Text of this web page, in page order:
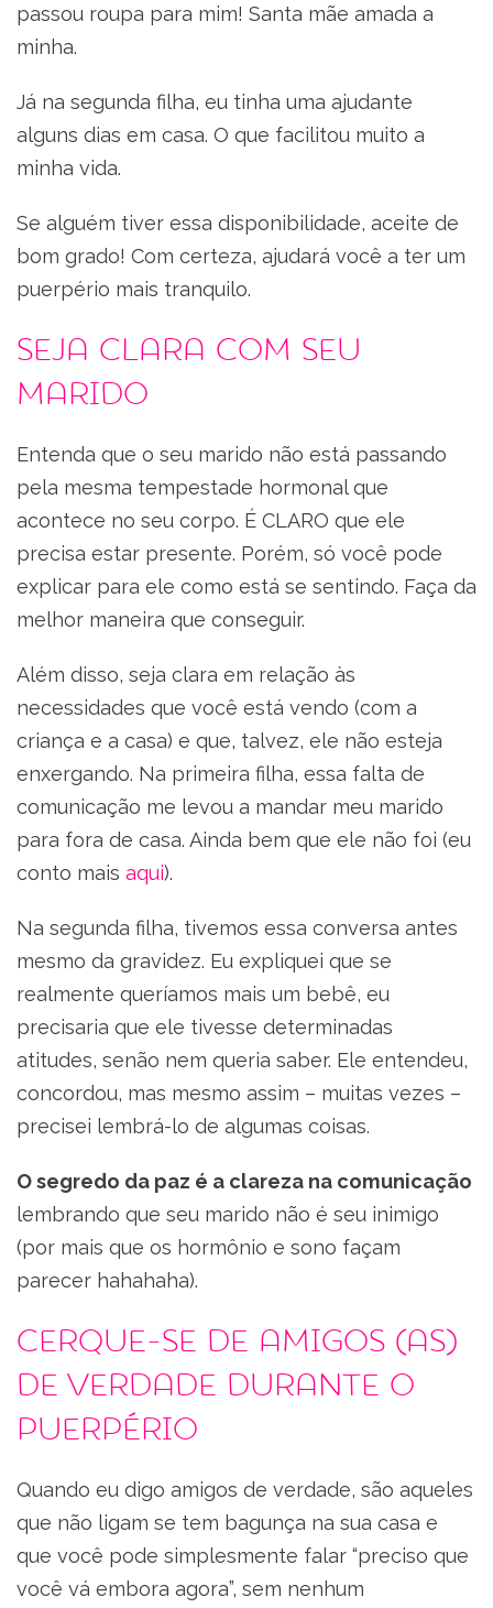
passou roupa para mim! Santa mãe amada a
minha.
Já na segunda filha, eu tinha uma ajudante
alguns dias em casa. O que facilitou muito a
minha vida.
Se alguém tiver essa disponibilidade, aceite de
bom grado! Com certeza, ajudará você a ter um
puerpério mais tranquilo.
Seja clara com seu
marido
Entenda que o seu marido não está passando
pela mesma tempestade hormonal que
acontece no seu corpo. É CLARO que ele
precisa estar presente. Porém, só você pode
explicar para ele como está se sentindo. Faça da
melhor maneira que conseguir.
Além disso, seja clara em relação às
necessidades que você está vendo (com a
criança e a casa) e que, talvez, ele não esteja
enxergando. Na primeira filha, essa falta de
comunicação me levou a mandar meu marido
para fora de casa. Ainda bem que ele não foi (eu
conto mais aqui).
Na segunda filha, tivemos essa conversa antes
mesmo da gravidez. Eu expliquei que se
realmente queríamos mais um bebê, eu
precisaria que ele tivesse determinadas
atitudes, senão nem queria saber. Ele entendeu,
concordou, mas mesmo assim – muitas vezes –
precisei lembrá-lo de algumas coisas.
O segredo da paz é a clareza na comunicação
lembrando que seu marido não é seu inimigo
(por mais que os hormônio e sono façam
parecer hahahaha).
Cerque-se de amigos (as)
de verdade durante o
puerpério
Quando eu digo amigos de verdade, são aqueles
que não ligam se tem bagunça na sua casa e
que você pode simplesmente falar “preciso que
você vá embora agora”, sem nenhum